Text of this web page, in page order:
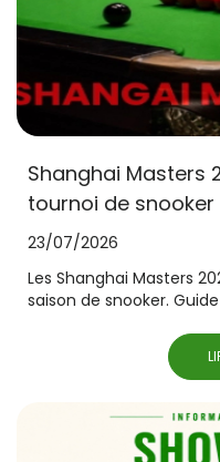
Shanghai Masters
tournoi de snooker
23/07/2026
Les Shanghai Masters
saison de snooker.